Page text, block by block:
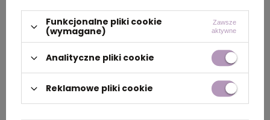
wewnętrznym
Wymiary
kartonu
zewnętrznego
47 x 40 x 20 cm
Waga
10
Funkcjonalne pliki cookie
(wymagane)
Zawsze
aktywne
Analityczne pliki cookie
Reklamowe pliki cookie